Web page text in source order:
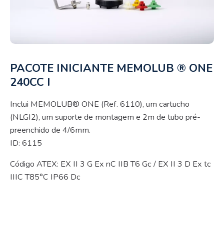
PACOTE INICIANTE MEMOLUB ® ONE
240CC I
Inclui MEMOLUB® ONE (Ref. 6110), um cartucho
(NLGI2), um suporte de montagem e 2m de tubo pré-
preenchido de 4/6mm.
ID: 6115
Código ATEX: EX II 3 G Ex nC IIB T6 Gc / EX II 3 D Ex tc
IIIC T85°C IP66 Dc